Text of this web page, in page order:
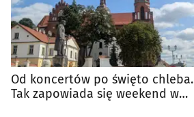
Od koncertów po święto chleba.
Tak zapowiada się weekend w